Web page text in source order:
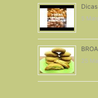
5
25